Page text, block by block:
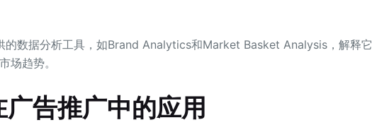
的数据分析工具，如Brand Analytics和Market Basket Analysis，解释它
场趋势。
告推广中的应用